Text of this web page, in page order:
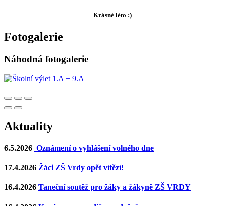
Krásné léto :)
Fotogalerie
Náhodná fotogalerie
Aktuality
6.5.2026 Oznámení o vyhlášení volného dne
17.4.2026 Žáci ZŠ Vrdy opět vítězí!
16.4.2026 Taneční soutěž pro žáky a žákyně ZŠ VRDY